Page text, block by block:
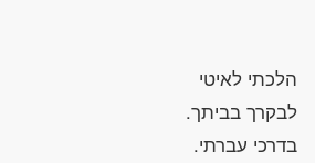
הלכתי לאיטי
לבקרך בביתך.
בדרכי עברתי.